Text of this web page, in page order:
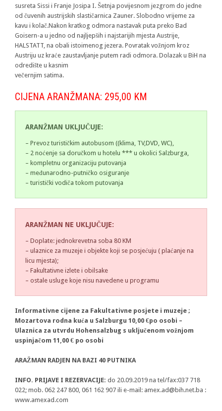
susreta Sissi i Franje Josipa I. Šetnja povijesnom jezgrom do jedne
od čuvenih austrijskih slastičarnica Zauner. Slobodno vrijeme za
kavu i kolač.Nakon kratkog odmora nastavak puta preko Bad
Goisern-a u jedno od najljepših i najstarijih mjesta Austrije,
HALSTATT, na obali istoimenog jezera. Povratak vožnjom kroz
Austriju uz kraće zaustavljanje putem radi odmora. Dolazak u BiH na
odredište u kasnim
večernjim satima.
CIJENA ARANŽMANA: 295,00 KM
ARANŽMAN UKLJUČUJE:
– Prevoz turističkim autobusom ((klima, TV,DVD, WC),
– 2 noćenje sa doručkom u hotelu *** u okolici Salzburga,
– kompletnu organizaciju putovanja
– međunarodno-putničko osiguranje
– turistički vodiča tokom putovanja
ARANŽMAN NE UKLJUČUJE:
– Doplate: jednokrevetna soba 80 KM
– ulaznice za muzeje i objekte koji se posjećuju ( plaćanje na
licu mjesta);
– Fakultativne izlete i obilsake
– ostale usluge koje nisu navedene u programu
Informativne cijene za Fakultativne posjete i muzeje ;
Mozartova rodna kuća u Salzburgu 10,00 €po osobi –
Ulaznica za utvrdu Hohensalzbug s uključenom vožnjom
uspinjačom 11,00 € po osobi
ARAŽMAN RADJEN NA BAZI 40 PUTNIKA
INFO. PRIJAVE I REZERVACIJE: do 20.09.2019 na tel/fax:037 718
022; mob. 062 247 800, 061 162 907 ili e-mail: amex.ad@bih.net.ba :
www.amexad.com